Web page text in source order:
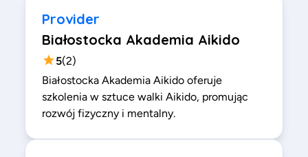
Provider
Białostocka Akademia Aikido
5(2)
Białostocka Akademia Aikido oferuje
szkolenia w sztuce walki Aikido, promując
rozwój fizyczny i mentalny.